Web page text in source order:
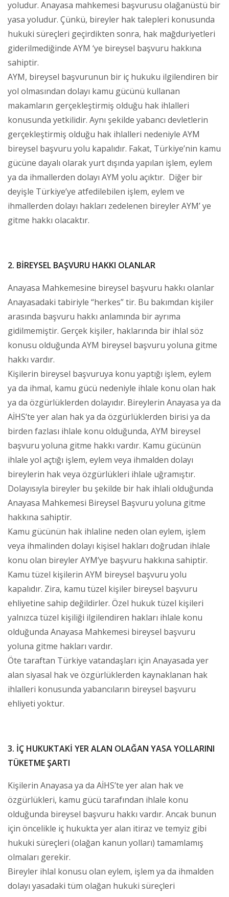
yoludur. Anayasa mahkemesi başvurusu olağanüstü bir
yasa yoludur. Çünkü, bireyler hak talepleri konusunda
hukuki süreçleri geçirdikten sonra, hak mağduriyetleri
giderilmediğinde AYM ‘ye bireysel başvuru hakkına
sahiptir.
AYM, bireysel başvurunun bir iç hukuku ilgilendiren bir
yol olmasından dolayı kamu gücünü kullanan
makamların gerçekleştirmiş olduğu hak ihlalleri
konusunda yetkilidir. Aynı şekilde yabancı devletlerin
gerçekleştirmiş olduğu hak ihlalleri nedeniyle AYM
bireysel başvuru yolu kapalıdır. Fakat, Türkiye’nin kamu
gücüne dayalı olarak yurt dışında yapılan işlem, eylem
ya da ihmallerden dolayı AYM yolu açıktır. Diğer bir
deyişle Türkiye’ye atfedilebilen işlem, eylem ve
ihmallerden dolayı hakları zedelenen bireyler AYM’ ye
gitme hakkı olacaktır.
2. BİREYSEL BAŞVURU HAKKI OLANLAR
Anayasa Mahkemesine bireysel başvuru hakkı olanlar
Anayasadaki tabiriyle “herkes” tir. Bu bakımdan kişiler
arasında başvuru hakkı anlamında bir ayrıma
gidilmemiştir. Gerçek kişiler, haklarında bir ihlal söz
konusu olduğunda AYM bireysel başvuru yoluna gitme
hakkı vardır.
Kişilerin bireysel başvuruya konu yaptığı işlem, eylem
ya da ihmal, kamu gücü nedeniyle ihlale konu olan hak
ya da özgürlüklerden dolayıdır. Bireylerin Anayasa ya da
AİHS’te yer alan hak ya da özgürlüklerden birisi ya da
birden fazlası ihlale konu olduğunda, AYM bireysel
başvuru yoluna gitme hakkı vardır. Kamu gücünün
ihlale yol açtığı işlem, eylem veya ihmalden dolayı
bireylerin hak veya özgürlükleri ihlale uğramıştır.
Dolayısıyla bireyler bu şekilde bir hak ihlali olduğunda
Anayasa Mahkemesi Bireysel Başvuru yoluna gitme
hakkına sahiptir.
Kamu gücünün hak ihlaline neden olan eylem, işlem
veya ihmalinden dolayı kişisel hakları doğrudan ihlale
konu olan bireyler AYM’ye başvuru hakkına sahiptir.
Kamu tüzel kişilerin AYM bireysel başvuru yolu
kapalıdır. Zira, kamu tüzel kişiler bireysel başvuru
ehliyetine sahip değildirler. Özel hukuk tüzel kişileri
yalnızca tüzel kişiliği ilgilendiren hakları ihlale konu
olduğunda Anayasa Mahkemesi bireysel başvuru
yoluna gitme hakları vardır.
Öte taraftan Türkiye vatandaşları için Anayasada yer
alan siyasal hak ve özgürlüklerden kaynaklanan hak
ihlalleri konusunda yabancıların bireysel başvuru
ehliyeti yoktur.
3. İÇ HUKUKTAKİ YER ALAN OLAĞAN YASA YOLLARINI
TÜKETME ŞARTI
Kişilerin Anayasa ya da AİHS’te yer alan hak ve
özgürlükleri, kamu gücü tarafından ihlale konu
olduğunda bireysel başvuru hakkı vardır. Ancak bunun
için öncelikle iç hukukta yer alan itiraz ve temyiz gibi
hukuki süreçleri (olağan kanun yolları) tamamlamış
olmaları gerekir.
Bireyler ihlal konusu olan eylem, işlem ya da ihmalden
dolayı yasadaki tüm olağan hukuki süreçleri